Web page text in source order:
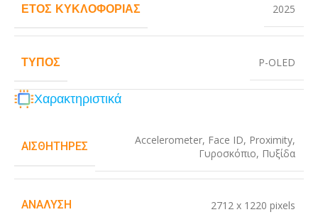
ΈΤΟΣ ΚΥΚΛΟΦΟΡΊΑΣ 2025
ΤΎΠΟΣ P-OLED
Χαρακτηριστικά
ΑΙΣΘΗΤΉΡΕΣ Accelerometer, Face ID, Proximity,
Γυροσκόπιο, Πυξίδα
ΑΝΆΛΥΣΗ 2712 x 1220 pixels